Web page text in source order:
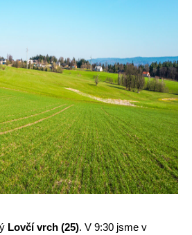
Lovčí vrch (25). V 9:30 jsme v